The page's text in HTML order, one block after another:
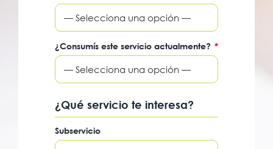
— Selecciona una opción —
¿Consumís este servicio actualmente? *
— Selecciona una opción —
¿Qué servicio te interesa?
Subservicio